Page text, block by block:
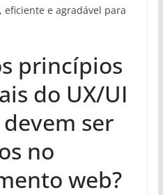
e agradável para
princípios
do UX/UI
ser
no
web?